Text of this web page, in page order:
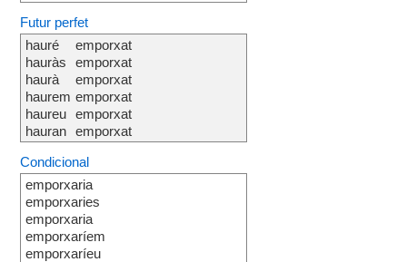
Futur perfet
hauré
hauràs
haurà
haurem
haureu
hauran
emporxat
emporxat
emporxat
emporxat
emporxat
emporxat
Condicional
emporxaria
emporxaries
emporxaria
emporxaríem
emporxaríeu